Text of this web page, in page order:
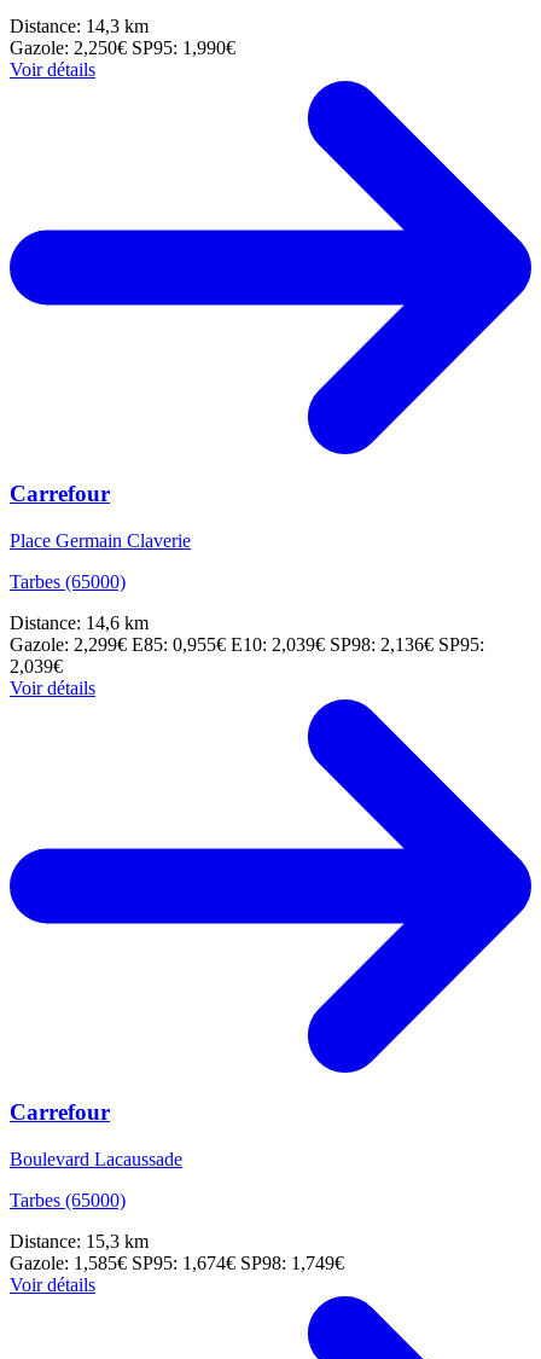
Distance: 14,3 km
Gazole: 2,250€ SP95: 1,990€
Voir détails
Carrefour
Place Germain Claverie
Tarbes (65000)
Distance: 14,6 km
Gazole: 2,299€ E85: 0,955€ E10: 2,039€ SP98: 2,136€ SP95:
2,039€
Voir détails
Carrefour
Boulevard Lacaussade
Tarbes (65000)
Distance: 15,3 km
Gazole: 1,585€ SP95: 1,674€ SP98: 1,749€
Voir détails